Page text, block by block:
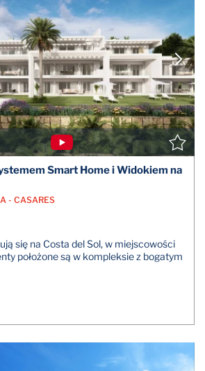
Smart Home i Widokiem na
- CASARES
się na Costa del Sol, w miejscowości
położone są w kompleksie z bogatym